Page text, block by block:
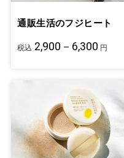
通販生活のフジヒート
税込 2,900－6,300 円